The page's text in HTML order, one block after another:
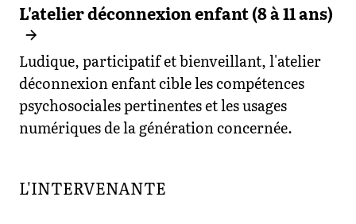
L'atelier déconnexion enfant (8 à 11 ans)
Ludique, participatif et bienveillant, l'atelier
déconnexion enfant cible les compétences
psychosociales pertinentes et les usages
numériques de la génération concernée.
L'INTERVENANTE